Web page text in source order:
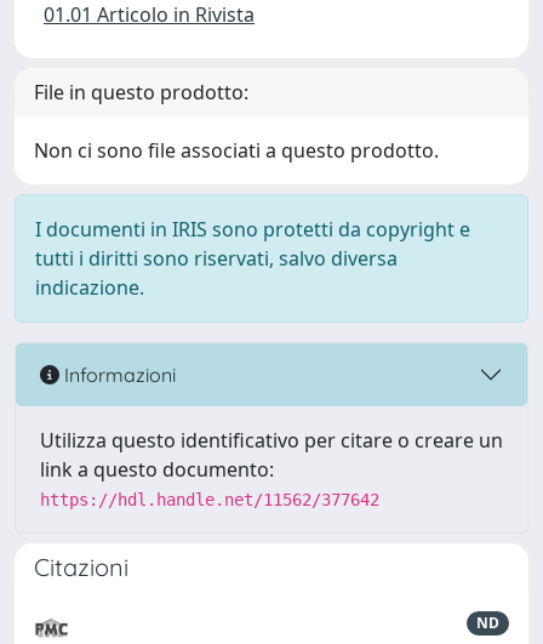
01.01 Articolo in Rivista
File in questo prodotto:
Non ci sono file associati a questo prodotto.
I documenti in IRIS sono protetti da copyright e
tutti i diritti sono riservati, salvo diversa
indicazione.
Informazioni
Utilizza questo identificativo per citare o creare un
link a questo documento:
https://hdl.handle.net/11562/377642
Citazioni
ND